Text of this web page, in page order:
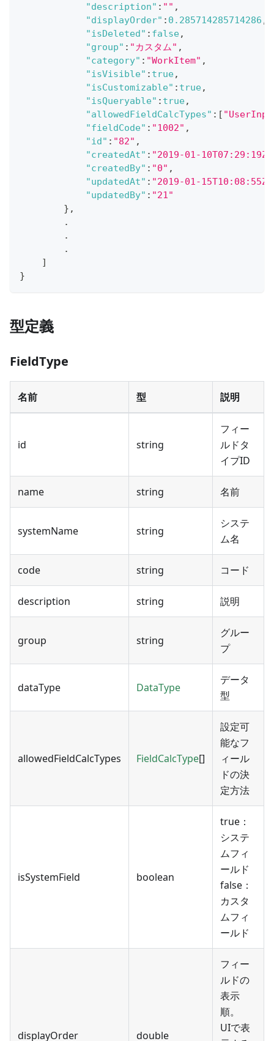
"description" : "" ,
"displayOrder" : 0.285714285714286 ,
"isDeleted" : false,
"group" : "カスタム" ,
"category" : "WorkItem" ,
"isVisible" : true,
"isCustomizable" : true,
"isQueryable" : true,
"allowedFieldCalcTypes" : [
"fieldCode" : "1002" ,
"id" : "82" ,
"createdAt" : "2019-01-10T07:29:19Z"
"createdBy" : "0" ,
"updatedAt" : "2019-01-15T10:08:55Z"
"updatedBy" : "21"
} ,
        .
        .
        .
]
}
型定義
FieldType
名前 型 説明
id string
フィー
ルドタ
イプID
name string 名前
systemName string
システ
ム名
code string コード
description string 説明
group string
グルー
プ
dataType DataType
データ
型
allowedFieldCalcTypes FieldCalcType[]
設定可
能なフ
ィール
ドの決
定方法
isSystemField boolean
true：
システ
ムフィ
ールド
false：
カスタ
ムフィ
ールド
displayOrder double
フィー
ルドの
表示
順。
UIで表